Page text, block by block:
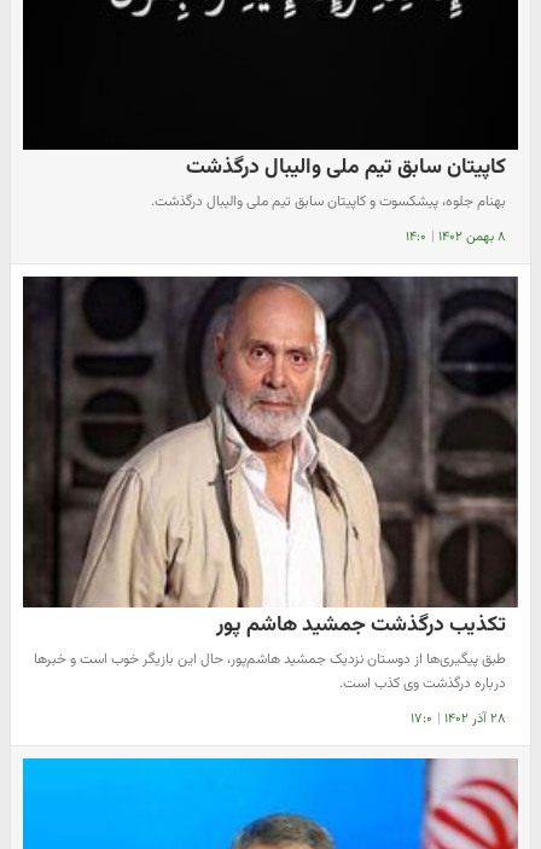
کاپیتان سابق تیم ملی والیبال درگذشت
بهنام جلوه، پیشکسوت و کاپیتان سابق تیم ملی والیبال درگذشت.
۸ بهمن ۱۴۰۲ | ۱۴:۰
تکذیب درگذشت جمشید هاشم پور
طبق پیگیری‌ها از دوستان نزدیک جمشید هاشم‌پور، حال این بازیگر خوب است و خبرها
درباره درگذشت وی کذب است.
۲۸ آذر ۱۴۰۲ | ۱۷:۰